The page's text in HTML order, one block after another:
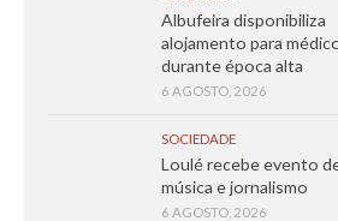
Albufeira disponibiliza
alojamento para
durante época alta
6 AGOSTO, 2026
SOCIEDADE
Loulé recebe evento
música e jornalismo
6 AGOSTO, 2026